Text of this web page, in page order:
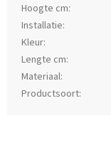
Hoogte cm:
Installatie:
Kleur:
Lengte cm:
Materiaal:
Productsoort: